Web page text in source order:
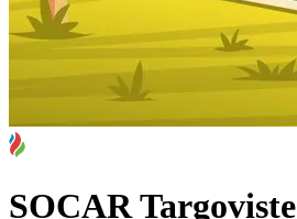
SOCAR Targoviste